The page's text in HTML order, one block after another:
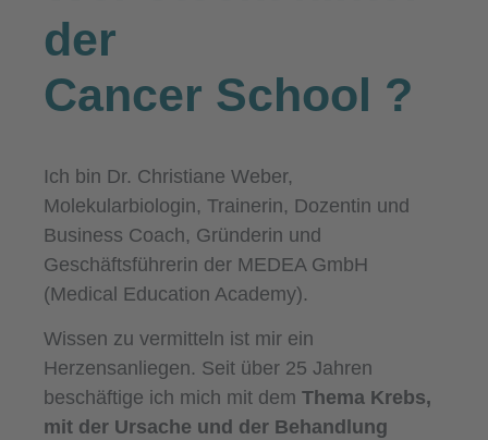
der
Cancer School ?
Ich bin Dr. Christiane Weber,
Molekularbiologin, Trainerin, Dozentin und
Business Coach, Gründerin und
Geschäftsführerin der MEDEA GmbH
(Medical Education Academy).
Wissen zu vermitteln ist mir ein
Herzensanliegen. Seit über 25 Jahren
beschäftige ich mich mit dem Thema Krebs,
mit der Ursache und der Behandlung